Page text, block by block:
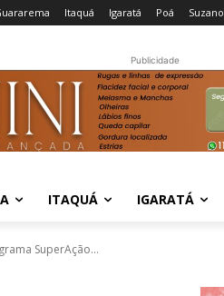
Itaquá Igaratá Poá Suzano
Publicidade
ITAQUÁ IGARATÁ
SuperAção...